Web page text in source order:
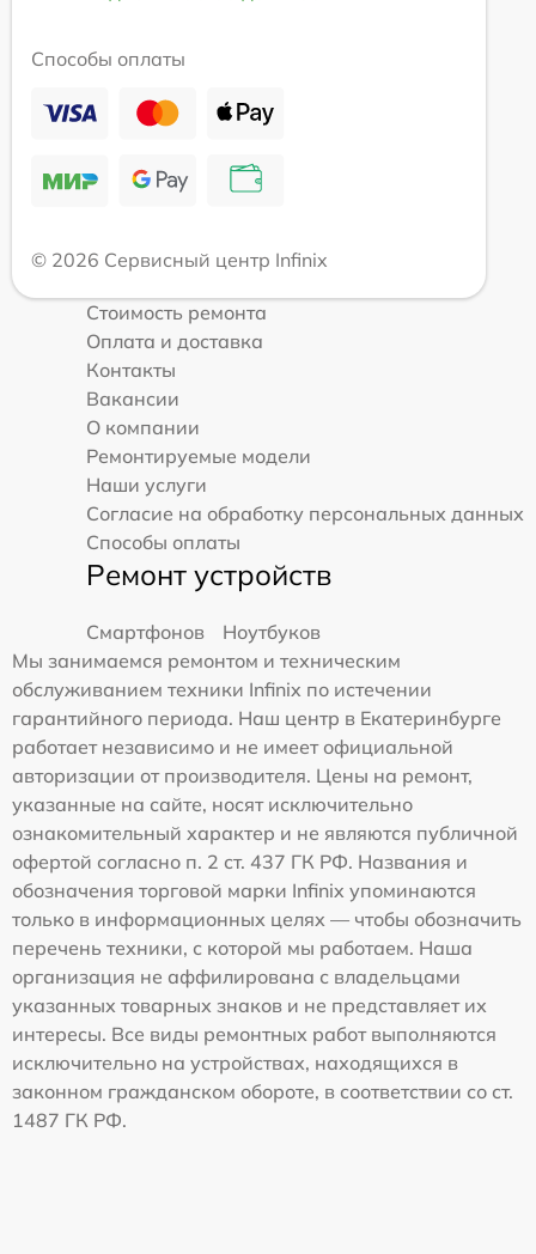
Способы оплаты
© 2026 Сервисный центр Infinix
Стоимость ремонта
Оплата и доставка
Контакты
Вакансии
О компании
Ремонтируемые модели
Наши услуги
Согласие на обработку персональных данных
Способы оплаты
Ремонт устройств
Смартфонов
Ноутбуков
Мы занимаемся ремонтом и техническим
обслуживанием техники Infinix по истечении
гарантийного периода. Наш центр в Екатеринбурге
работает независимо и не имеет официальной
авторизации от производителя. Цены на ремонт,
указанные на сайте, носят исключительно
ознакомительный характер и не являются публичной
офертой согласно п. 2 ст. 437 ГК РФ. Названия и
обозначения торговой марки Infinix упоминаются
только в информационных целях — чтобы обозначить
перечень техники, с которой мы работаем. Наша
организация не аффилирована с владельцами
указанных товарных знаков и не представляет их
интересы. Все виды ремонтных работ выполняются
исключительно на устройствах, находящихся в
законном гражданском обороте, в соответствии со ст.
1487 ГК РФ.